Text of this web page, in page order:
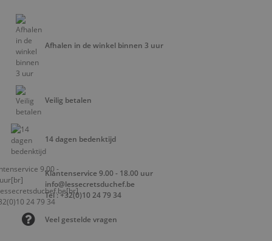
Afhalen in de winkel binnen 3 uur
Veilig betalen
14 dagen bedenktijd
Klantenservice 9.00 - 18.00 uur
info@lessecretsduchef.be
Tel : +32(0)10 24 79 34
Veel gestelde vragen